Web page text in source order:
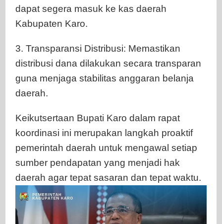
dapat segera masuk ke kas daerah
Kabupaten Karo.
3. Transparansi Distribusi: Memastikan
distribusi dana dilakukan secara transparan
guna menjaga stabilitas anggaran belanja
daerah.
Keikutsertaan Bupati Karo dalam rapat
koordinasi ini merupakan langkah proaktif
pemerintah daerah untuk mengawal setiap
sumber pendapatan yang menjadi hak
daerah agar tepat sasaran dan tepat waktu.